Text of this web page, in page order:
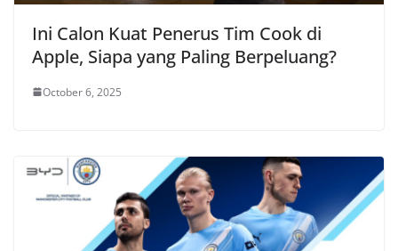
Ini Calon Kuat Penerus Tim Cook di
Apple, Siapa yang Paling Berpeluang?
October 6, 2025